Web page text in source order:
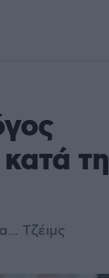
τη
Τζέιμς